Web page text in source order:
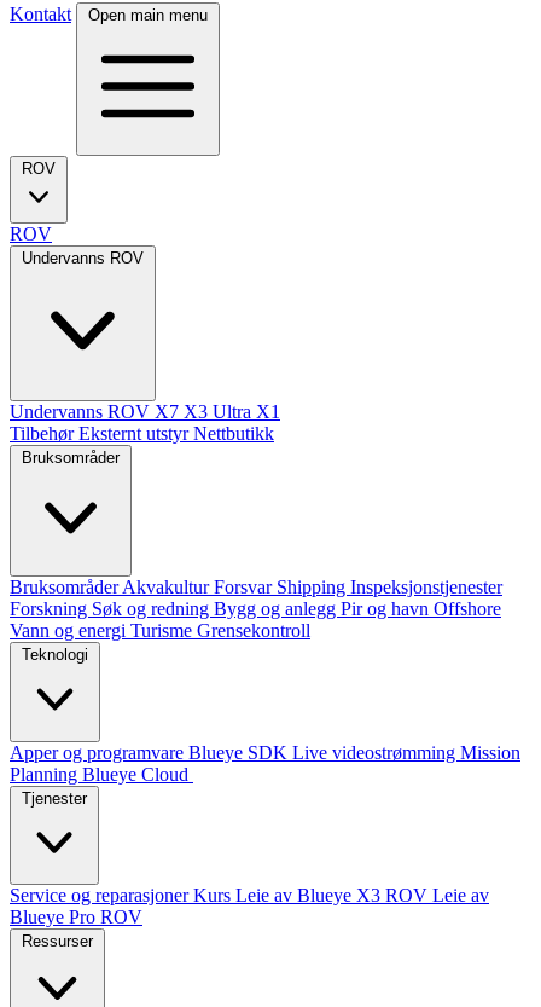
Kontakt
Open main menu
ROV
ROV
Undervanns ROV
Undervanns ROV X7 X3 Ultra X1
TilbehørEksternt utstyrNettbutikk
Bruksområder
BruksområderAkvakulturForsvar Shipping Inspeksjonstjenester
Forskning Søk og redning Bygg og anlegg Pir og havn Offshore
Vann og energi Turisme Grensekontroll
Teknologi
Apper og programvare Blueye SDK Live videostrømming Mission
Planning Blueye Cloud
Tjenester
Service og reparasjonerKurs Leie av Blueye X3 ROV Leie av
Blueye Pro ROV
Ressurser